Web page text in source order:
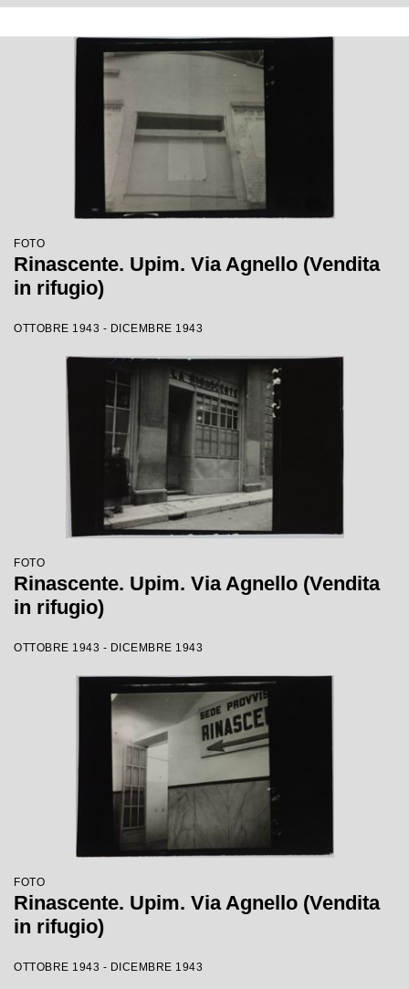
FOTO
Rinascente. Upim. Via Agnello (Vendita
in rifugio)
OTTOBRE 1943 - DICEMBRE 1943
FOTO
Rinascente. Upim. Via Agnello (Vendita
in rifugio)
OTTOBRE 1943 - DICEMBRE 1943
FOTO
Rinascente. Upim. Via Agnello (Vendita
in rifugio)
OTTOBRE 1943 - DICEMBRE 1943